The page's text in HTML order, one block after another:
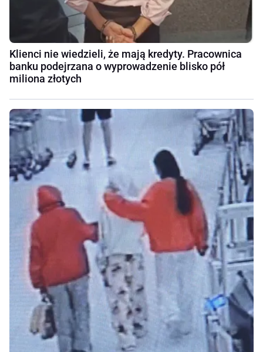
Klienci nie wiedzieli, że mają kredyty. Pracownica
banku podejrzana o wyprowadzenie blisko pół
miliona złotych